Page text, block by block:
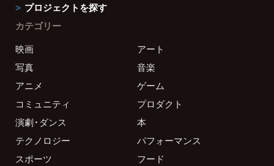
プロジェクトを探す
カテゴリー
映画
アート
写真
音楽
アニメ
ゲーム
コミュニティ
プロダクト
演劇・ダンス
本
テクノロジー
パフォーマンス
スポーツ
フード